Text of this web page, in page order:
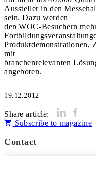
Aussteller in den
sein. Dazu werden
den WOC-Besuchern
Produktdemonstrationen,
mit
branchenrelevanten
angeboten.
19.12.2012
Share article:
Subscribe to magazine
Contact